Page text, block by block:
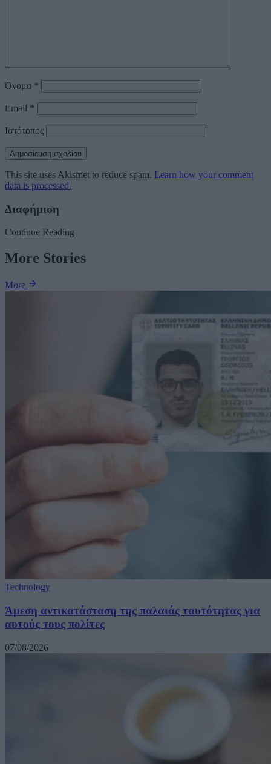
Όνομα *
Email *
Ιστότοπος
This site uses Akismet to reduce spam. Learn how your comment
data is processed.
Διαφήμιση
Continue Reading
More Stories
More
Technology
Άμεση αντικατάσταση της παλαιάς ταυτότητας για
αυτούς τους πολίτες
07/08/2026